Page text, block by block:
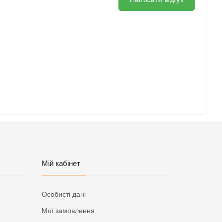
Мій кабінет
Особисті дані
Мої замовлення